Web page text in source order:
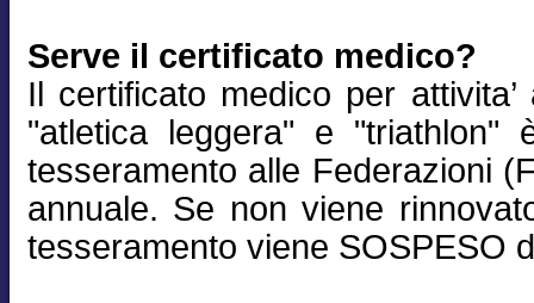
Serve il certificato medico?
Il certificato medico per
"atletica leggera" e "triathlon"
tesseramento alle Federazioni
annuale. Se non viene
tesseramento viene SOSPESO